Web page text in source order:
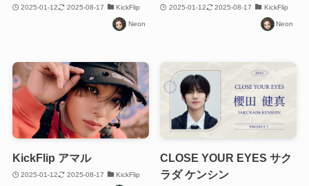
2025-01-12 2025-08-17 KickFlip
Neon
2025-01-12 2025-08-17 KickFlip
Neon
KickFlip アマル
2025-01-12 2025-08-17 KickFlip
CLOSE YOUR EYES サク
ラダ ケンシン